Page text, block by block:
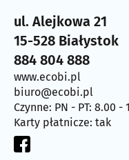
ul. Alejkowa 21
15-528 Białystok
884 804 888
www.ecobi.pl
biuro@ecobi.pl
Czynne: PN - PT: 8.00 -
Karty płatnicze: tak